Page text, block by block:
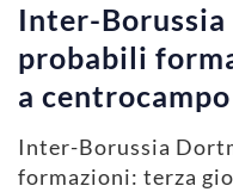
Inter-
probabili
a
Inter-Borussia
formazioni: terza